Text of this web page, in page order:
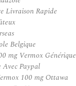
Livraison Rapide
Belgique
mg Vermox Générique
Paypal
100 mg Ottawa